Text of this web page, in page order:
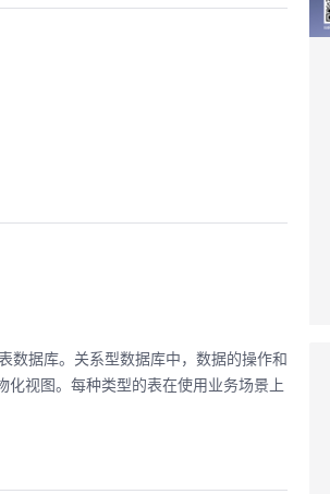
数据库。关系型数据库中，数据的操作和
视图。每种类型的表在使用业务场景上
求，开发，审查，重构全链路闭环的开发过